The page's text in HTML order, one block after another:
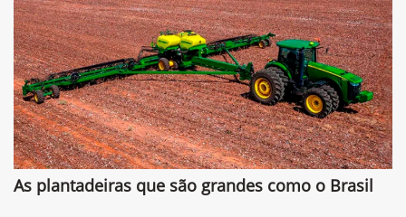
As plantadeiras que são grandes como o Brasil